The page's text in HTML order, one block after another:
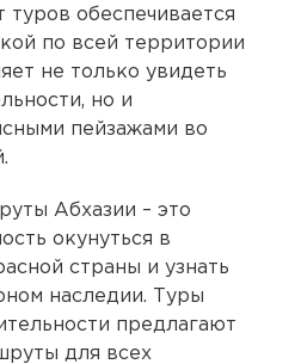
обеспечивается
по всей территории
не только увидеть
но и
пейзажами во
Абхазии – это
окунуться в
страны и узнать
наследии. Туры
предлагают
для всех